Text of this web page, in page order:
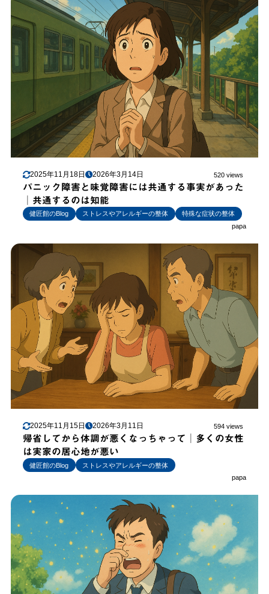
2025年11月18日 2026年3月14日 520 views
パニック障害と味覚障害には共通する事実があった
│共通するのは知能
健匠館のBlog ストレスやアレルギーの整体
特殊な症状の整体
papa
2025年11月15日 2026年3月11日 594 views
帰省してから体調が悪くなっちゃって│多くの女性
は実家の居心地が悪い
健匠館のBlog
ストレスやアレルギーの整体
papa